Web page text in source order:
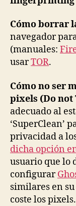
Cómo borrar
navegador
(manuales:
usarTOR.
Cómo no ser
pixels (Do not
adecuado al
‘SuperClean’
privacidad a
dicha opción
usuario que lo
configurar
similares en
coste los pixels.